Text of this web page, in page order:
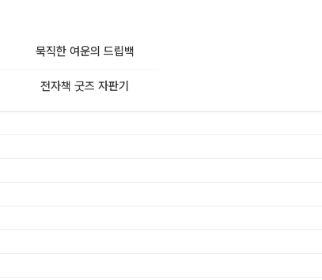
묵직한 여운의 드립백
전자책 굿즈 자판기